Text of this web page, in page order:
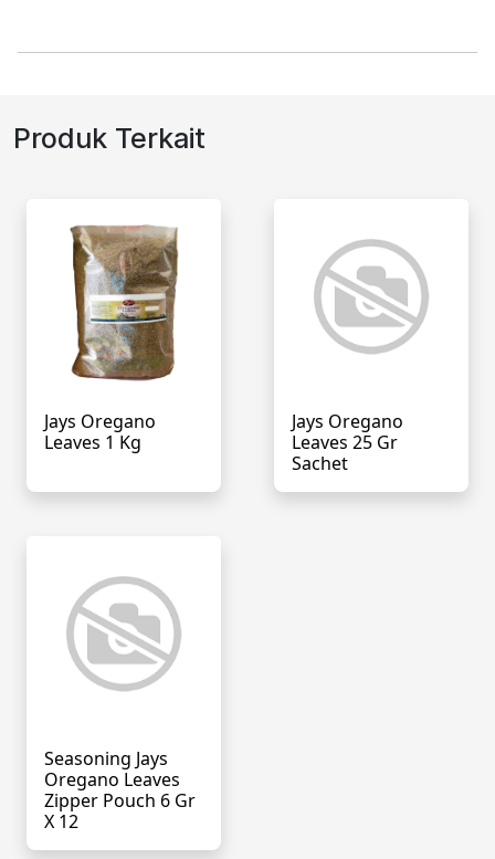
Produk Terkait
Jays Oregano
Leaves 1 Kg
Jays Oregano
Leaves 25 Gr
Sachet
Seasoning Jays
Oregano Leaves
Zipper Pouch 6 Gr
X 12